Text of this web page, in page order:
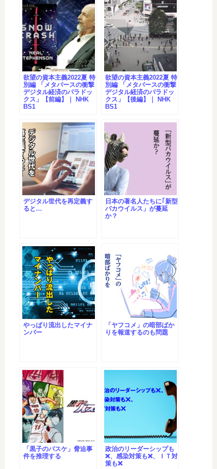
欲望の資本主義2022夏 特
別編 「メタバースの衝撃
デジタル経済のパラドッ
クス」【前編】｜ NHK
BS1
欲望の資本主義2022夏 特
別編 「メタバースの衝撃
デジタル経済のパラドッ
クス」【後編】｜ NHK
BS1
デジタル世代を再定義す
ると…
日本の著名人たちに｢新型
バカウイルス」が蔓延
か？
やっぱり流出したマイナ
ンバー
「ヤフコメ」の暗部ばか
りを報道するのも問題
「黒子のバスケ」脅迫事
件を推理する
政治のリーダーシップも
❌、感染対策も❌、ＩＴ対
策も❌